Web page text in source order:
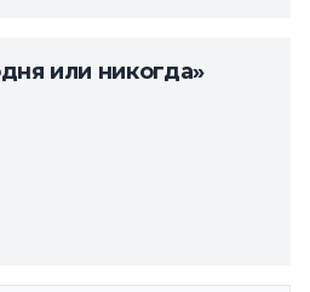
или никогда»